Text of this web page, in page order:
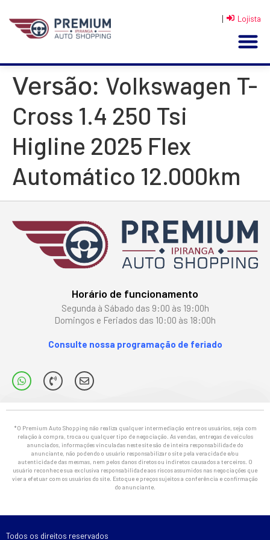
| Lojista
Versão: Volkswagen T-
Cross 1.4 250 Tsi
Higline 2025 Flex
Automático 12.000km
Horário de funcionamento
Segunda à Sábado das 9:00 às 19:00h
Domingos e Feriados das 10:00 às 18:00h
Consulte nossa programação de feriado
*O Premium Auto Shopping não realiza qualquer intermediação entre os usuários, seja com
relação à compra, troca ou qualquer tipo de negociação. As vendas, entregas de veículos
anunciados, informações vinculadas neste site são de inteira responsabilidade do
anunciante, não podendo o usuário responsabilizar o site pela veracidade e/ou
autenticidade das mesmas, nem pelos danos diretos ou indiretos causados a terceiros. O
usuário reconhece sua exclusiva responsabilidade aos riscos assumidos nas negociações que
vier a efetuar com os usuários do site. Estoque e preços sujeitos a conferência e confirmação
do anunciante.
Todos os direitos reservados